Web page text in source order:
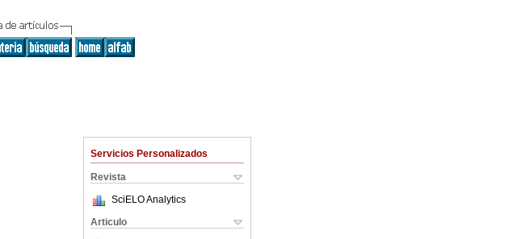
Servicios Personalizados
Revista
SciELO Analytics
Articulo